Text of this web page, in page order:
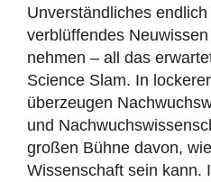
Unverständliches
verblüffendes
nehmen – all das
Science Slam. In
überzeugen
und
großen Bühne davon,
Wissenschaft sein kann.